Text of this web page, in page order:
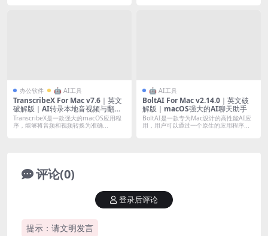
办公软件 🤖 AI工具
TranscribeX For Mac v7.6｜英文
破解版｜AI转录本地音视频与翻译
工具
TranscribeX是一款强大的macOS应用程
序，能够将音频和视频转换为准确...
🤖 AI工具
BoltAI For Mac v2.14.0｜英文破
解版｜macOS强大的AI聊天助手
BoltAI是一款专为Mac设计的高性能AI应
用，用户可以通过一个原生的应用程序...
评论(0)
提示：请文明发言
登录后评论